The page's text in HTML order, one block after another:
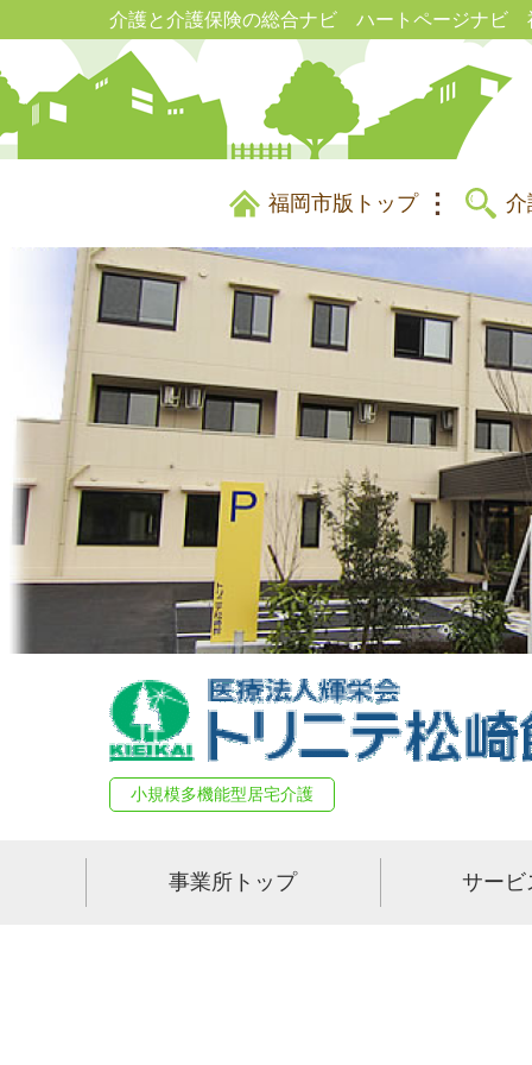
介護と介護保険の総合ナビ ハートページナビ
福岡市版トップ 介
小規模多機能型居宅介護
事業所トップ サービ